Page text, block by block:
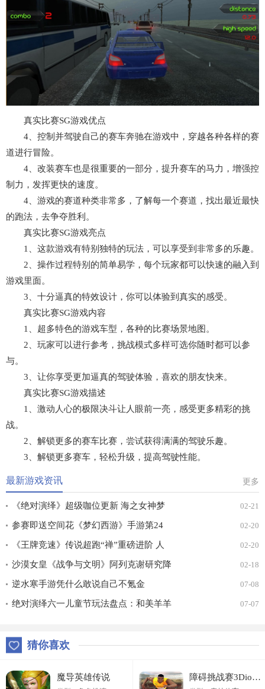
真实比赛SG游戏优点
4、控制并驾驶自己的赛车奔驰在游戏中，穿越各种各样的赛
道进行冒险。
4、改装赛车也是很重要的一部分，提升赛车的马力，增强控
制力，发挥更快的速度。
4、游戏的赛道种类非常多，了解每一个赛道，找出最近最快
的跑法，去争夺胜利。
真实比赛SG游戏亮点
1、这款游戏有特别独特的玩法，可以享受到非常多的乐趣。
2、操作过程特别的简单易学，每个玩家都可以快速的融入到
游戏里面。
3、十分逼真的特效设计，你可以体验到真实的感受。
真实比赛SG游戏内容
1、超多特色的游戏车型，各种的比赛场景地图。
2、玩家可以进行参考，挑战模式多样可选你随时都可以参
与。
3、让你享受更加逼真的驾驶体验，喜欢的朋友快来。
真实比赛SG游戏描述
1、激动人心的极限决斗让人眼前一亮，感受更多精彩的挑
战。
2、解锁更多的赛车比赛，尝试获得满满的驾驶乐趣。
3、解锁更多赛车，轻松升级，提高驾驶性能。
最新游戏资讯 更多
《绝对演绎》超级咖位更新 海之女神梦
幻时装免费拿！
02-21
参赛即送空间花《梦幻西游》手游第24
届X9联赛报名进行中！
02-20
《王牌竞速》传说超跑“禅”重磅进阶 人
车合一 竞速飞升！
02-20
沙漠女皇《战争与文明》阿列克谢研究降
价
02-18
逆水寒手游凭什么敢说自己不氪金 07-08
绝对演绎六一儿童节玩法盘点：和美羊羊 07-07
猜你喜欢
魔导英雄传说 障碍挑战赛3Dios版